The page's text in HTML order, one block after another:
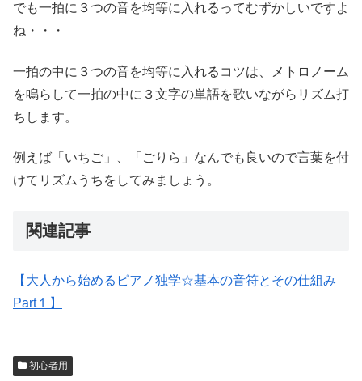
でも一拍に３つの音を均等に入れるってむずかしいですよ
ね・・・
一拍の中に３つの音を均等に入れるコツは、メトロノーム
を鳴らして一拍の中に３文字の単語を歌いながらリズム打
ちします。
例えば「いちご」、「ごりら」なんでも良いので言葉を付
けてリズムうちをしてみましょう。
関連記事
【大人から始めるピアノ独学☆基本の音符とその仕組み
Part１】
初心者用